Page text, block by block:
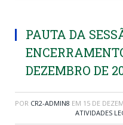
PAUTA DA
DEZEMBRO DE
POR CR2-ADMIN8 EM 15 DE
ATIVIDADES